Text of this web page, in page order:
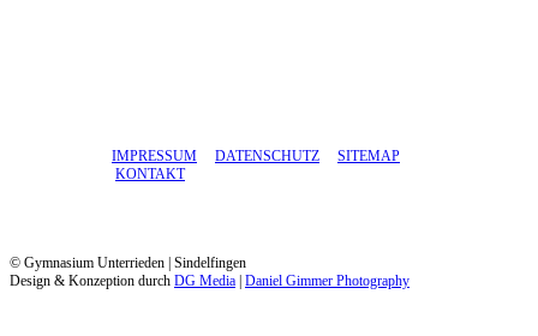
IMPRESSUM DATENSCHUTZ
SITEMAP
KONTAKT
© Gymnasium Unterrieden | Sindelfingen
Design & Konzeption durch DG Media Daniel Gimmer Photography